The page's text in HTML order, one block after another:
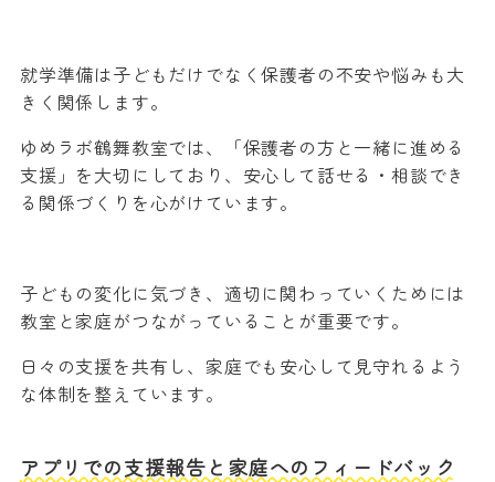
就学準備は子どもだけでなく保護者の不安や悩みも大
きく関係します。
ゆめラボ鶴舞教室では、「保護者の方と一緒に進める
支援」を大切にしており、安心して話せる・相談でき
る関係づくりを心がけています。
子どもの変化に気づき、適切に関わっていくためには
教室と家庭がつながっていることが重要です。
日々の支援を共有し、家庭でも安心して見守れるよう
な体制を整えています。
アプリでの支援報告と家庭へのフィードバック